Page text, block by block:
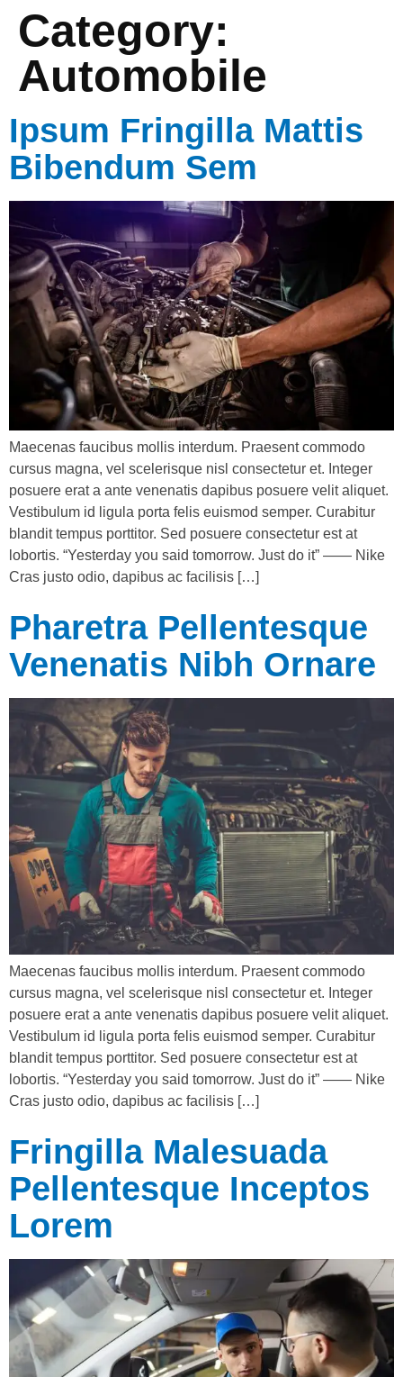
Category:
Automobile
Ipsum Fringilla Mattis
Bibendum Sem
Maecenas faucibus mollis interdum. Praesent commodo
cursus magna, vel scelerisque nisl consectetur et. Integer
posuere erat a ante venenatis dapibus posuere velit aliquet.
Vestibulum id ligula porta felis euismod semper. Curabitur
blandit tempus porttitor. Sed posuere consectetur est at
lobortis. “Yesterday you said tomorrow. Just do it” —— Nike
Cras justo odio, dapibus ac facilisis […]
Pharetra Pellentesque
Venenatis Nibh Ornare
Maecenas faucibus mollis interdum. Praesent commodo
cursus magna, vel scelerisque nisl consectetur et. Integer
posuere erat a ante venenatis dapibus posuere velit aliquet.
Vestibulum id ligula porta felis euismod semper. Curabitur
blandit tempus porttitor. Sed posuere consectetur est at
lobortis. “Yesterday you said tomorrow. Just do it” —— Nike
Cras justo odio, dapibus ac facilisis […]
Fringilla Malesuada
Pellentesque Inceptos
Lorem